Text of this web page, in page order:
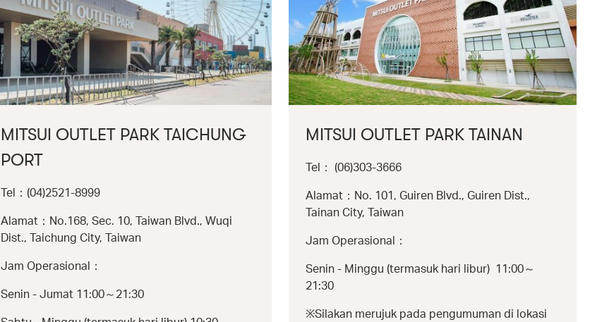
MITSUI OUTLET PARK TAICHUNG
PORT
Tel：(04)2521-8999
Alamat：No.168, Sec. 10, Taiwan Blvd., Wuqi
Dist., Taichung City, Taiwan
Jam Operasional：
Senin - Jumat 11:00～21:30
MITSUI OUTLET PARK TAINAN
Tel： (06)303-3666
Alamat：No. 101, Guiren Blvd., Guiren Dist.,
Tainan City, Taiwan
Jam Operasional：
Senin - Minggu (termasuk hari libur) 11:00～
21:30
※Silakan merujuk pada pengumuman di lokasi